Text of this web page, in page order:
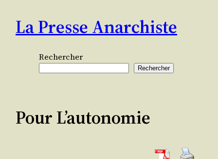
contenu
La Presse Anarchiste
Rechercher
Rechercher
Pour L’autonomie